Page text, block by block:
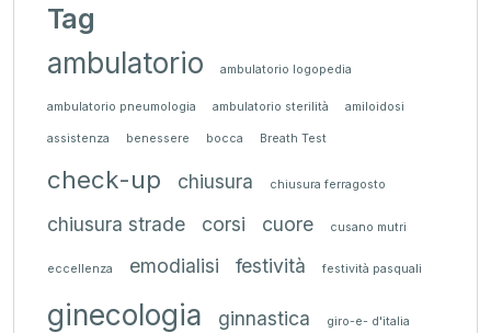
Tag
ambulatorio ambulatorio logopedia
ambulatorio pneumologia ambulatorio sterilità amiloidosi
assistenza benessere bocca Breath Test
check-up chiusura chiusura ferragosto
chiusura strade corsi cuore cusano mutri
eccellenza emodialisi festività festività pasquali
ginecologia ginnastica giro-e- d'italia